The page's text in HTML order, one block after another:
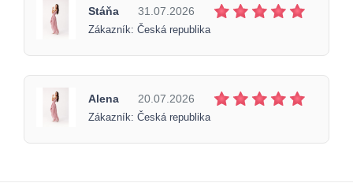
Stáňa 31.07.2026
Zákazník: Česká republika
Alena 20.07.2026
Zákazník: Česká republika